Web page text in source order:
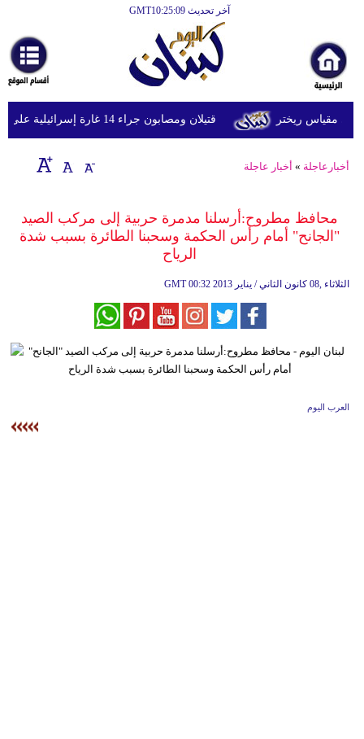
آخر تحديث GMT10:25:09
أخبارعاجلة
رياضة
ثقافة
إقتصاد
وموسيقى
سياحة
قتيلان ومصابون جراء 14 غارة إسرائيلية على شرق وجنوب لبنان
أخبارعاجلة » أخبار عاجلة
محافظ مطروح:أرسلنا مدمرة حربية إلى مركب الصيد
"الجانح" أمام رأس الحكمة وسحبنا الطائرة بسبب شدة
الرياح
GMT 00:32 2013 الثلاثاء ,08 كانون الثاني / يناير
العرب اليوم